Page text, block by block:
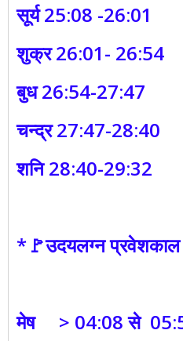
सूर्य 25:08 -26:01
शुक्र 26:01- 26:54
बुध 26:54-27:47
चन्द्र 27:47-28:40
शनि 28:40-29:32
*🚩उदयलग्न
मेष > 04:08 से